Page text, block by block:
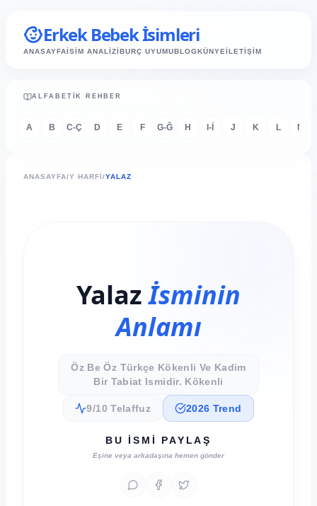
Erkek Bebek İsimleri
ANASAYFAİSİM ANALİZİBURÇ UYUMUBLOGKÜNYEİLETİŞİM
ALFABETIK REHBER
A B C-Ç D E F G-Ğ H I-İ J K L M
ANASAYFA/Y HARFI/YALAZ
Yalazİsminin
Anlamı
Öz Be Öz Türkçe Kökenli Ve Kadim
Bir Tabiat Ismidir. Kökenli
9/10 Telaffuz 2026 Trend
BU İSMI PAYLAŞ
Eşine veya arkadaşına hemen gönder